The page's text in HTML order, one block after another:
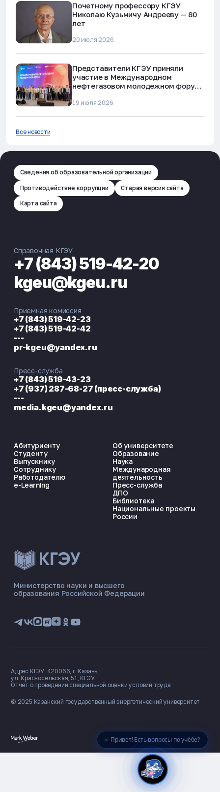
Привет! Есть вопросы по учёбе?
ЭНЕРГОКОД — ПОМОЩНИК КГЭУ
📋 Приёмная комиссия
🏠 Общежитие
Почетному профессору КГЭУ
Николаю Кузьмичу Андрееву — 80
лет
20 июля 2026
Представители КГЭУ приняли
участие в Международном
нефтегазовом молодежном форуме
19 июля 2026
Все новости
Сведения об образовательной организации
Противодействие коррупции Старая версия сайта
Карта сайта
Министерство науки и высшего
образования Российской Федерации
Абитуриенту
Студенту
Выпускнику
Сотруднику
Работодателю
e-Learning
Об университете
Образование
Наука
Международная
деятельность
Пресс-служба
ДПО
Библиотека
Национальные проекты
России
Справочная КГЭУ
+7 (843) 519-42-20
kgeu@kgeu.ru
Приемная комиссия
+7 (843) 519-42-23
+7 (843) 519-42-42
---
pr-kgeu@yandex.ru
Пресс-служба
+7 (843) 519-43-23
+7 (937) 287-68-27 (пресс-служба)
---
media.kgeu@yandex.ru
© 2025 Казанский государственный энергетический университет
Адрес КГЭУ: 420066, г. Казань,
ул. Красносельская, 51, КГЭУ.
Отчет о проведении специальной оценки условий труда